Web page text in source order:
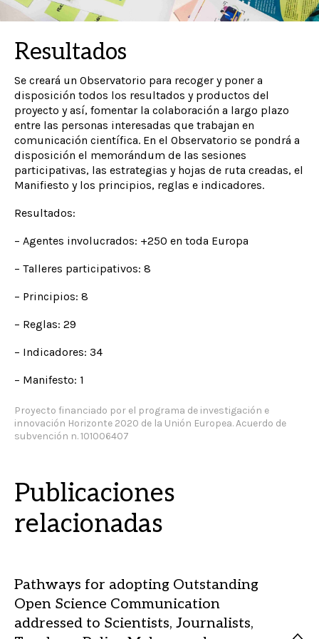
Resultados
Se creará un Observatorio para recoger y poner a
disposición todos los resultados y productos del
proyecto y así, fomentar la colaboración a largo plazo
entre las personas interesadas que trabajan en
comunicación científica. En el Observatorio se pondrá a
disposición el memorándum de las sesiones
participativas, las estrategias y hojas de ruta creadas, el
Manifiesto y los principios, reglas e indicadores.
Resultados:
– Agentes involucrados: +250 en toda Europa
– Talleres participativos: 8
– Principios: 8
– Reglas: 29
– Indicadores: 34
– Manifesto: 1
Proyecto financiado por el programa de investigación e
innovación Horizonte 2020 de la Unión Europea. Acuerdo de
subvención n. 101006407
Publicaciones
relacionadas
Pathways for adopting Outstanding
Open Science Communication
addressed to Scientists, Journalists,